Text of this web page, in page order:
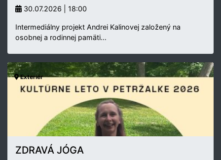
30.07.2026 | 18:00
Intermediálny projekt Andrei Kalinovej založený na
osobnej a rodinnej pamäti…
Exteriér
ZDRAVÁ JÓGA